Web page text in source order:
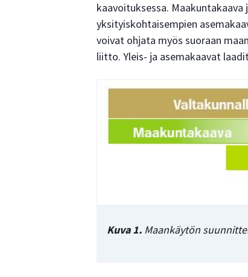
kaavoituksessa.
yksityiskohtaisempien
voivat ohjata myös suoraan
liitto. Yleis- ja asemakaavat
Kuva 1. Maankäytön